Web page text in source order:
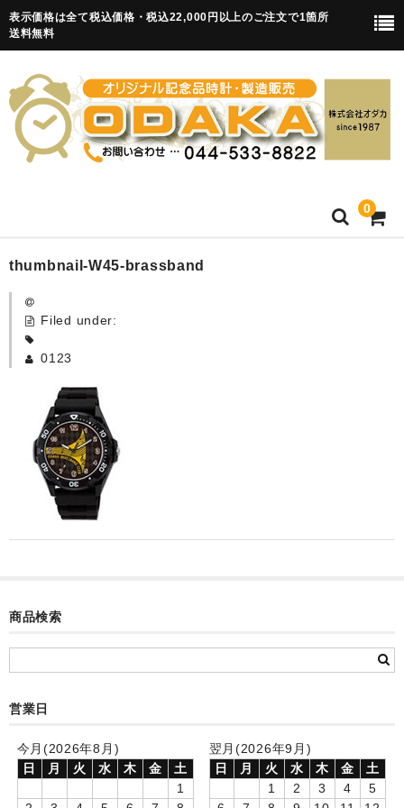
表示価格は全て税込価格・税込22,000円以上のご注文で1箇所
送料無料
0
HOME
卒園記念品
カード付フォトフレームクロック(集合)
目覚まし時計(集合＋個別)
メロディ時計(集合)
お絵かきギャラリープラス(絵＋個別)
メロディ時計(個別)
お絵かきギャラリー
自作オリジナル時計
thumbnail-W45-brassband
Filed under:
0123
商品検索
営業日
今月(2026年8月)
日
月 火 水 木 金
土
1
翌月(2026年9月)
日
月 火 水 木 金
土
1
2 3 4
5